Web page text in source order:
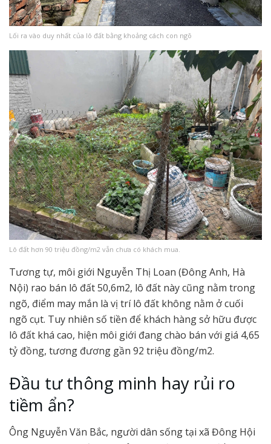
Lối ra vào duy nhất của lô đất bằng khoảng cách con ngõ
Lô đất hơn 90 triệu đồng/m2 vẫn chưa có khách mua.
Tương tự, môi giới Nguyễn Thị Loan (Đông Anh, Hà
Nội) rao bán lô đất 50,6m2, lô đất này cũng nằm trong
ngõ, điểm may mắn là vị trí lô đất không nằm ở cuối
ngõ cụt. Tuy nhiên số tiền để khách hàng sở hữu được
lô đất khá cao, hiện môi giới đang chào bán với giá 4,65
tỷ đồng, tương đương gần 92 triệu đồng/m2.
Đầu tư thông minh hay rủi ro
tiềm ẩn?
Ông Nguyễn Văn Bắc, người dân sống tại xã Đông Hội